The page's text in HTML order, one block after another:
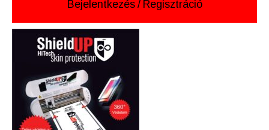
Bejelentkezés / Regisztráció